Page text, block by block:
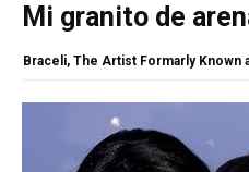
Mi granito de
Braceli, The Artist Formarly Known